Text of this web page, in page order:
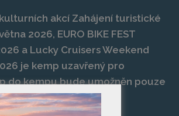
akcí Zahájení turistické
2026, EURO BIKE FEST
a Lucky Cruisers Weekend
je kemp uzavřený pro
do kempu bude umožněn pouze
na danou akci.